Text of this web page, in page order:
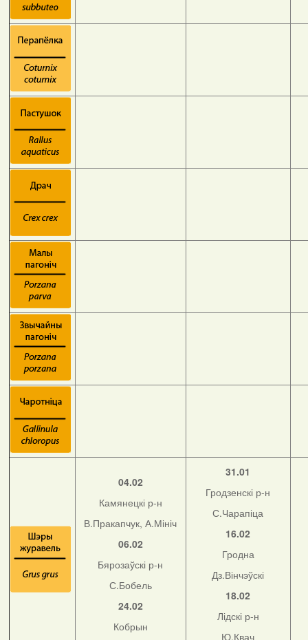
04.02
Камянецкі р-н
В.Пракапчук, А.Мініч
06.02
Бярозаўскі р-н
С.Бобель
24.02
Кобрын
31.01
Гродзенскі р-н
С.Чарапіца
16.02
Гродна
Дз.Вінчэўскі
18.02
Лідскі р-н
Ю.Квач